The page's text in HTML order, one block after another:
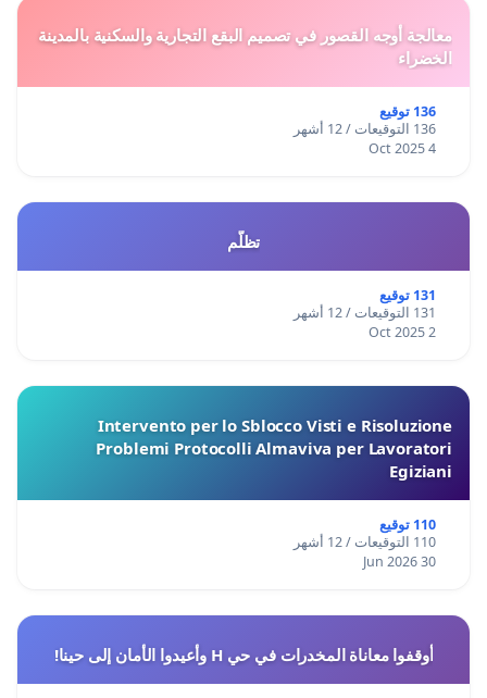
معالجة أوجه القصور في تصميم البقع التجارية والسكنية بالمدينة
الخضراء
136 توقيع
136 التوقيعات / 12 أشهر
4 Oct 2025
تظلّم
131 توقيع
131 التوقيعات / 12 أشهر
2 Oct 2025
Intervento per lo Sblocco Visti e Risoluzione
Problemi Protocolli Almaviva per Lavoratori
Egiziani
110 توقيع
110 التوقيعات / 12 أشهر
30 Jun 2026
أوقفوا معاناة المخدرات في حي H وأعيدوا الأمان إلى حينا!